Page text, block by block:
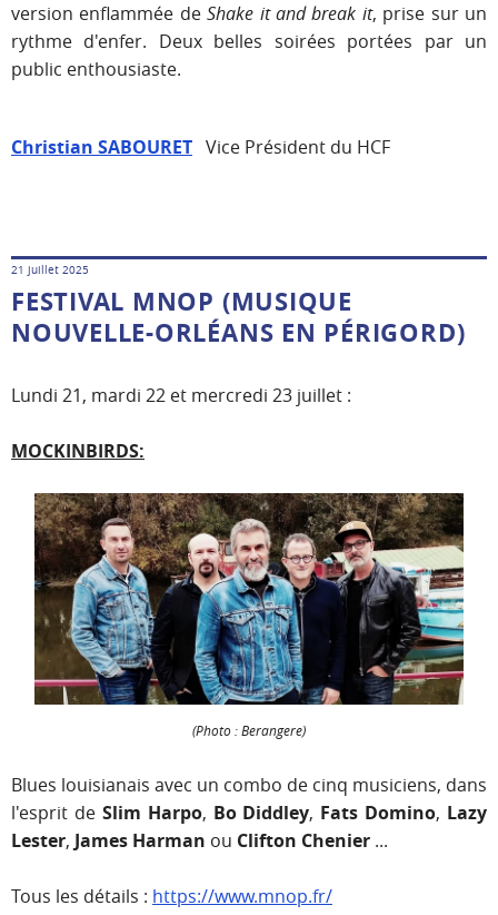
version enflammée deShake it and break it, prise sur un
rythme d'enfer. Deux belles soirées portées par un
public enthousiaste.
Christian SABOURET Vice Président du HCF
21 juillet 2025
FESTIVAL MNOP (MUSIQUE
NOUVELLE-ORLÉANS EN PÉRIGORD)
Lundi 21, mardi 22 et mercredi 23 juillet :
MOCKINBIRDS:
(Photo : Berangere)
Blues louisianais avec un combo de cinq musiciens, dans
l'esprit de Slim Harpo, Bo Diddley, Fats Domino, Lazy
Lester, James Harman ou Clifton Chenier ...
Tous les détails : https://www.mnop.fr/